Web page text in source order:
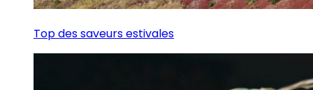
Top des saveurs estivales